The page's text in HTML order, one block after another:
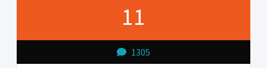
11
1305